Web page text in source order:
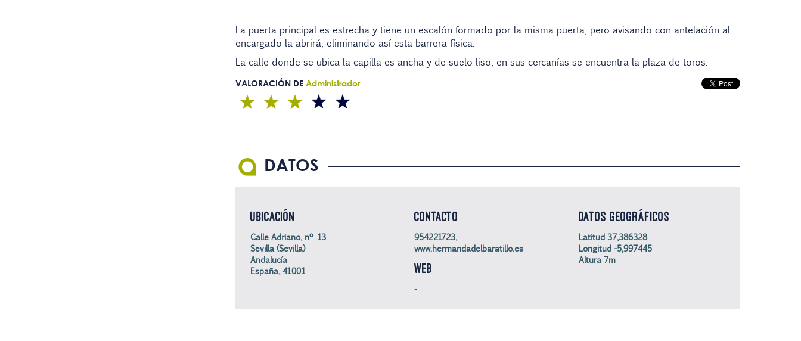
La puerta principal es estrecha y tiene un escalón formado por la misma puerta, pero avisando con antelación al
encargado la abrirá, eliminando así esta barrera física.
La calle donde se ubica la capilla es ancha y de suelo liso, en sus cercanías se encuentra la plaza de toros.
VALORACIÓN DE Administrador
DATOS
UBICACIÓN
Calle Adriano, nº 13
Sevilla (Sevilla)
Andalucía
España, 41001
CONTACTO
954221723,
www.hermandadelbaratillo.es
WEB
-
DATOS GEOGRÁFICOS
Latitud 37,386328
Longitud -5,997445
Altura 7m